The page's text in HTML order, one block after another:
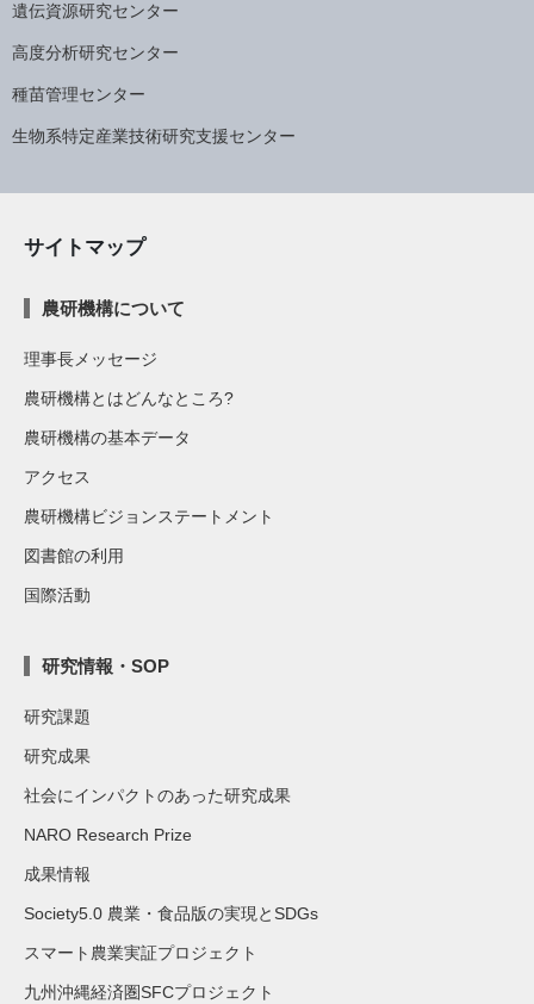
遺伝資源研究センター
高度分析研究センター
種苗管理センター
生物系特定産業技術研究支援センター
サイトマップ
農研機構について
理事長メッセージ
農研機構とはどんなところ?
農研機構の基本データ
アクセス
農研機構ビジョンステートメント
図書館の利用
国際活動
研究情報・SOP
研究課題
研究成果
社会にインパクトのあった研究成果
NARO Research Prize
成果情報
Society5.0 農業・食品版の実現とSDGs
スマート農業実証プロジェクト
九州沖縄経済圏SFCプロジェクト